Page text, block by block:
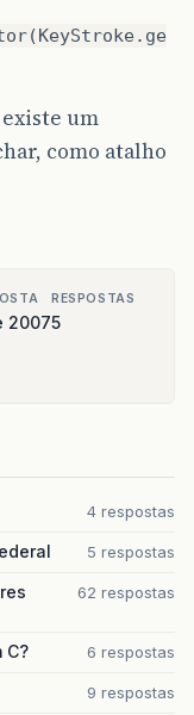
um
como atalho
2007
RESPOSTAS
5
4 respostas
5 respostas
62 respostas
C? 6 respostas
9 respostas